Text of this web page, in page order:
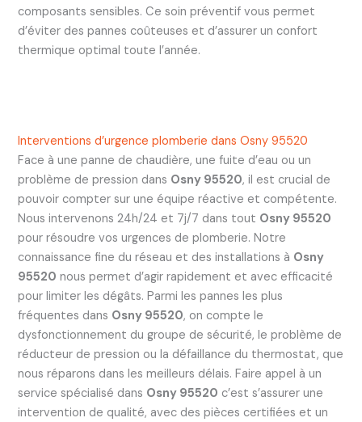
composants sensibles. Ce soin préventif vous permet
d’éviter des pannes coûteuses et d’assurer un confort
thermique optimal toute l’année.
Interventions d’urgence plomberie dans Osny 95520
Face à une panne de chaudière, une fuite d’eau ou un
problème de pression dans Osny 95520, il est crucial de
pouvoir compter sur une équipe réactive et compétente.
Nous intervenons 24h/24 et 7j/7 dans tout Osny 95520
pour résoudre vos urgences de plomberie. Notre
connaissance fine du réseau et des installations à Osny
95520 nous permet d’agir rapidement et avec efficacité
pour limiter les dégâts. Parmi les pannes les plus
fréquentes dans Osny 95520, on compte le
dysfonctionnement du groupe de sécurité, le problème de
réducteur de pression ou la défaillance du thermostat, que
nous réparons dans les meilleurs délais. Faire appel à un
service spécialisé dans Osny 95520 c’est s’assurer une
intervention de qualité, avec des pièces certifiées et un